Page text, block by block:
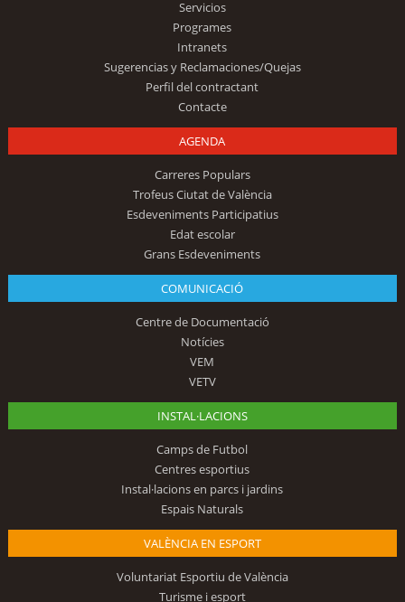
Servicios
Programes
Intranets
Sugerencias y Reclamaciones/Quejas
Perfil del contractant
Contacte
AGENDA
Carreres Populars
Trofeus Ciutat de València
Esdeveniments Participatius
Edat escolar
Grans Esdeveniments
COMUNICACIÓ
Centre de Documentació
Notícies
VEM
VETV
INSTAL·LACIONS
Camps de Futbol
Centres esportius
Instal·lacions en parcs i jardins
Espais Naturals
VALÈNCIA EN ESPORT
Voluntariat Esportiu de València
Turisme i esport